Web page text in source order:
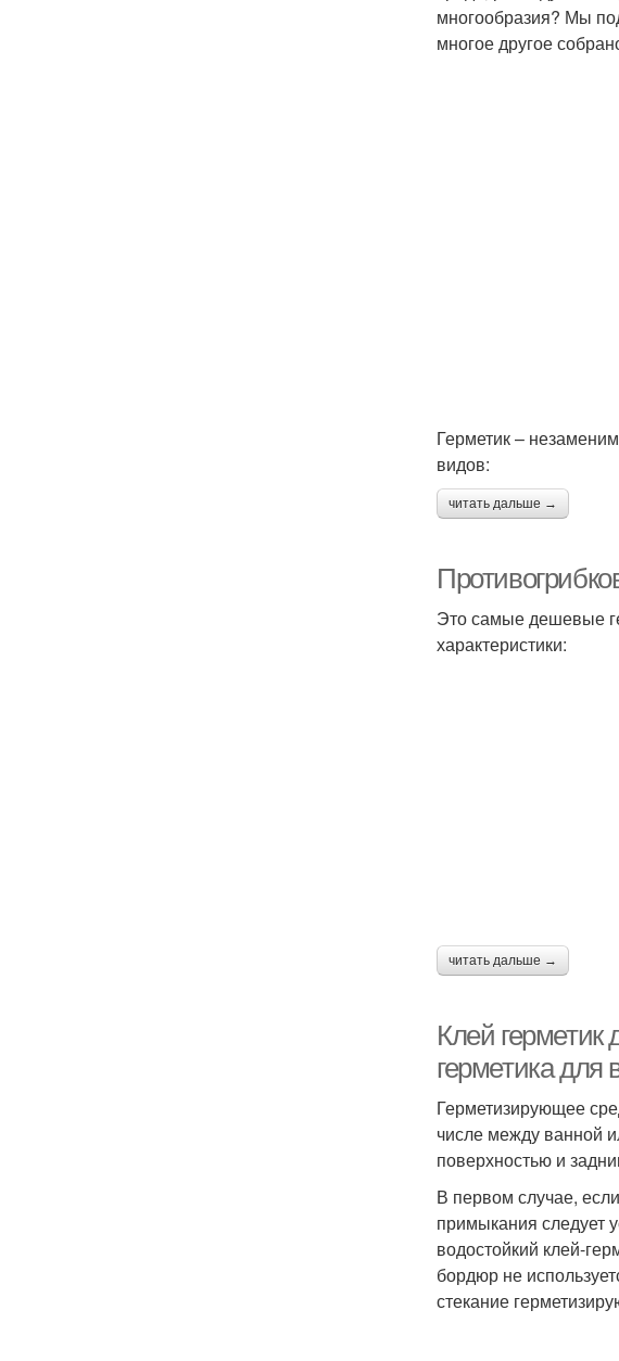
многообразия? Мы
многое другое
Герметик –
видов:
читать дальше →
Это самые дешевые
характеристики:
читать дальше →
Клей
герметика для
Герметизирующее
числе между ванной
поверхностью и
В первом случае,
примыкания следует
водостойкий клей-
бордюр не
стекание